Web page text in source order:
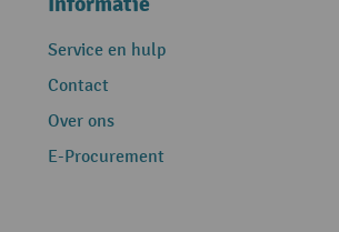
Service en hulp
Contact
Over ons
E-Procurement